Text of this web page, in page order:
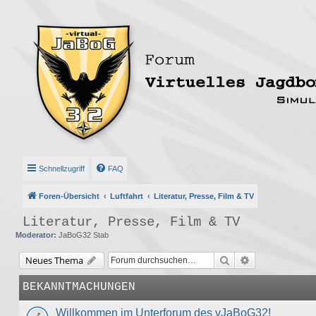
Schnellzugriff FAQ
Foren-Übersicht Luftfahrt Literatur, Presse, Film & TV
Literatur, Presse, Film & TV
Moderator: JaBoG32 Stab
Neues Thema Suche
BEKANNTMACHUNGEN
Willkommen im Unterforum des vJaBoG32!